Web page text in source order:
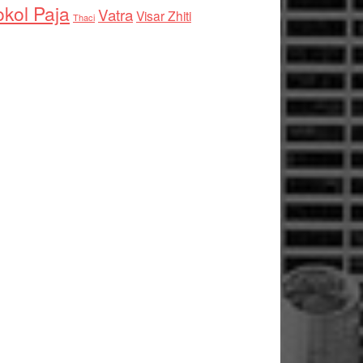
Paja Thaci VatraVisar Zhiti